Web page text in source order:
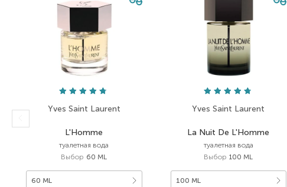
Yves Saint Laurent
L'Homme
туалетная вода
Выбор 60 ML
60 ML
Yves Saint Laurent
La Nuit De L'Homme
туалетная вода
Выбор 100 ML
100 ML